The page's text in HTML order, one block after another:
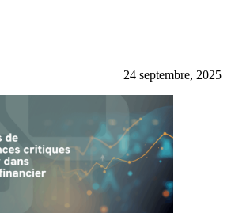
24 septembre, 2025